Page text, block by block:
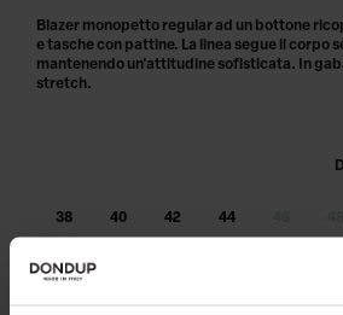
38 40 42 44
Taglia non disponibile?
Blazer monopetto regular ad un bottone
e tasche con pattine. La linea segue il corpo
mantenendo un'attitudine sofisticata. In
stretch.